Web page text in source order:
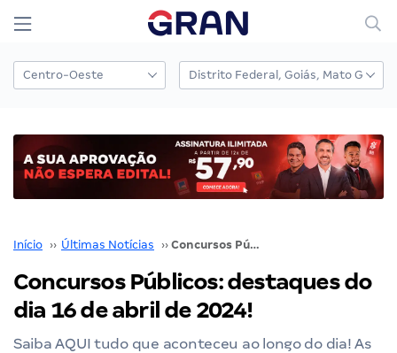
Início ›› Últimas Notícias ›› Concursos Públicos: destaques do dia 16 de abril de 2024!
Concursos Públicos: destaques do
dia 16 de abril de 2024!
Saiba AQUI tudo que aconteceu ao longo do dia! As